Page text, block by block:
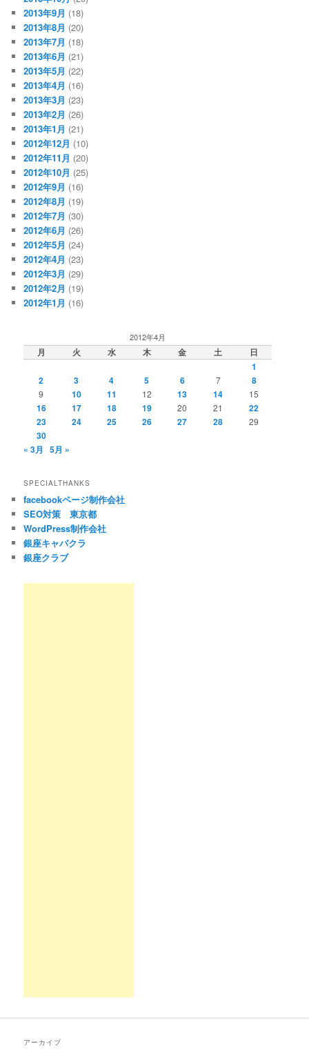
2013年9月 (18)
2013年8月 (20)
2013年7月 (18)
2013年6月 (21)
2013年5月 (22)
2013年4月 (16)
2013年3月 (23)
2013年2月 (26)
2013年1月 (21)
2012年12月 (10)
2012年11月 (20)
2012年10月 (25)
2012年9月 (16)
2012年8月 (19)
2012年7月 (30)
2012年6月 (26)
2012年5月 (24)
2012年4月 (23)
2012年3月 (29)
2012年2月 (19)
2012年1月 (16)
2012年4月
月 火 水 木 金 土
日
1
2
3 4 5 6 7 8
9 10 11 12 13 14 15
16 17 18 19 20 21
22
23
24 25 26 27 28 29
30
« 3月
5月 »
SPECIALTHANKS
facebookページ制作会社
SEO対策 東京都
WordPress制作会社
銀座キャバクラ
銀座クラブ
アーカイブ